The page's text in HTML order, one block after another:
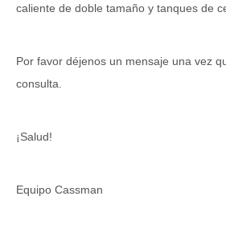
caliente de doble tamaño y tanques de
Por favor déjenos un mensaje una vez
consulta.
¡Salud!
Equipo Cassman